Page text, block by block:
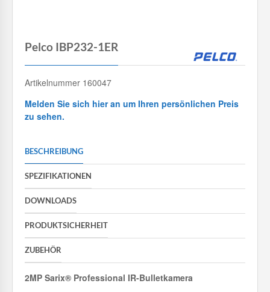
Pelco IBP232-1ER
Artikelnummer 160047
Melden Sie sich hier an um Ihren persönlichen Preis
zu sehen.
BESCHREIBUNG
SPEZIFIKATIONEN
DOWNLOADS
PRODUKTSICHERHEIT
ZUBEHÖR
2MP Sarix® Professional IR-Bulletkamera